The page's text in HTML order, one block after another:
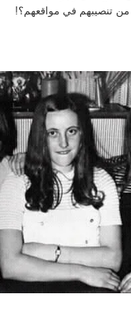
تنصيبهم في مواقعهم؟!